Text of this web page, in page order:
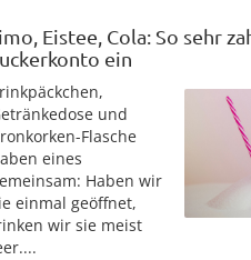
Eistee, Cola: So sehr
ein
und
Flasche
eines
Haben wir
einmal geöffnet,
wir sie meist